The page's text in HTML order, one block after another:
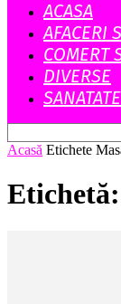
ACASA
AFACERI
COMERT
DIVERSE
Acasă Etichete